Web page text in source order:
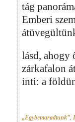
tág
Emberi
lásd, ahogy
zárkafalon
inti: a
„Egybemaradtunk”,